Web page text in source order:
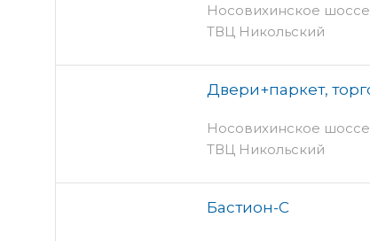
Носовихинское шоссе,
ТВЦ Никольский
Двери+паркет,
Носовихинское
ТВЦ Никольский
Бастион-С